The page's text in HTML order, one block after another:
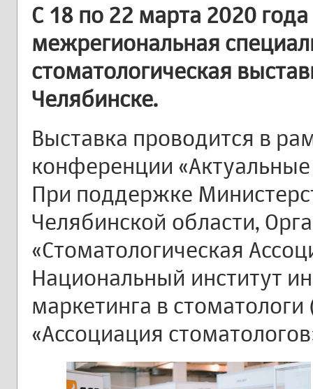
С 18 по 22 марта 2020
межрегиональная
стоматологическая
Челябинске.
Выставка проводится в
конференции
При поддержке
Челябинской области,
«Стоматологическая
Национальный институт
маркетинга в
«Ассоциация